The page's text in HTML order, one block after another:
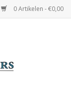
0 Artikelen - €0,00